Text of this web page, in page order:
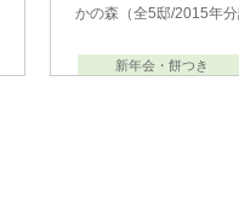
かの森（全5邸/2015年分
新年会・餅つき